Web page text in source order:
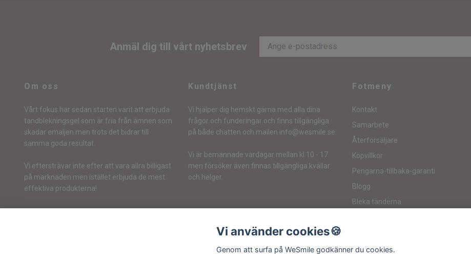
Anmäl dig till vårt nyhetsbrev
Om oss
Vårt fokus har sedan starten varit att erbjuda
tandblekningsgel som är fria från ämnen som
skadar emaljen men trots det bidrar till
samma goda resultat.
Vi eftersträvar inte efter att vara allra billigast
på marknaden men istället erbjuda de mest
effektiva produkterna!
Kundtjänst
Vi hjälper dig hemskt gärna med alla dina
frågor och funderingar och finns tillgängliga
på både chatten och mailen info@wesmile.se
Vi är bemannade vardagar mellan kl 10 - 17
men försöker även finnas tillgängliga kvällar
och helger.
Fotmeny
Kontakt
Samarbete
Återförsäljare
Köpvillkor
Pengarna-tillbaka-garanti
Blogg
Bleka tänderna
Vi använder cookies🍪
Genom att surfa på WeSmile godkänner du cookies.